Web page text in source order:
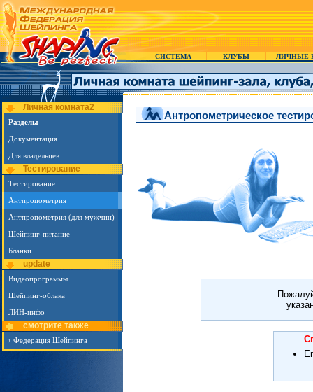
СИСТЕМА КЛУБЫ ЛИЧНЫЕ
Личная комната2
Разделы
Документация
Для владельцев
Тестирование
Тестирование
Антпропометрия
Антпропометрия (для мужчин)
Шейпинг-питание
Бланки
update
Видеопрограммы
Шейпинг-облака
ЛИН-инфо
смотрите также
› Федерация Шейпинга
Антропометрическое